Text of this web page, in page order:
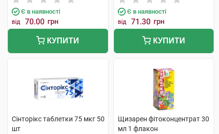
Є в наявності
від 70.00 грн
КУПИТИ
Є в наявності
від 71.30 грн
КУПИТИ
Сінторікс таблетки 75 мкг 50
шт
Щизарен фітоконцентрат 30
мл 1 флакон